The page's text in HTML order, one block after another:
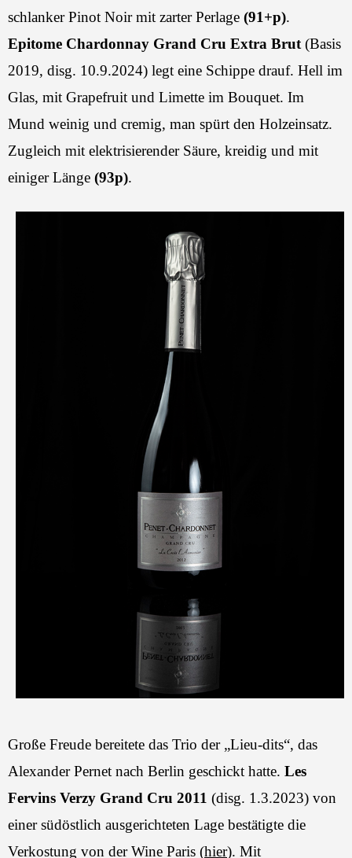
schlanker Pinot Noir mit zarter Perlage (91+p).
Epitome Chardonnay Grand Cru Extra Brut(Basis
2019, disg. 10.9.2024) legt eine Schippe drauf. Hell im
Glas, mit Grapefruit und Limette im Bouquet. Im
Mund weinig und cremig, man spürt den Holzeinsatz.
Zugleich mit elektrisierender Säure, kreidig und mit
einiger Länge (93p).
Große Freude bereitete das Trio der „Lieu-dits“, das
Alexander Pernet nach Berlin geschickt hatte. Les
Fervins Verzy Grand Cru 2011 (disg. 1.3.2023) von
einer südöstlich ausgerichteten Lage bestätigte die
Verkostung von der Wine Paris (hier). Mit